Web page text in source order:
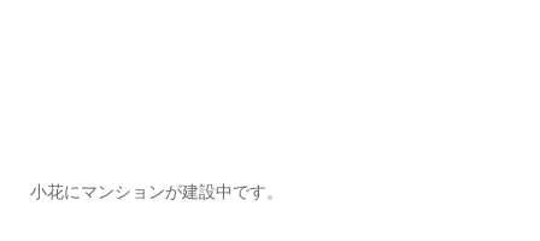
小花にマンションが建設中です。